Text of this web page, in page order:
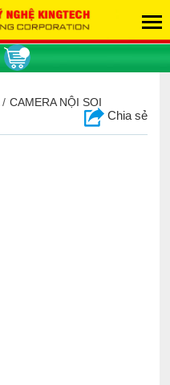
/ CAMERA NỘI SOI
Chia sẻ